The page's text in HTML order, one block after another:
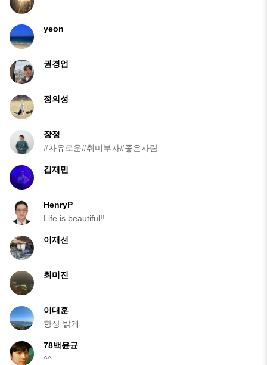
yeon
권경업
정의성
장정
#자유로운#취미부자#좋은사람
김재민
HenryP
Life is beautiful!!
이재선
최미진
이대훈
항상 밝게
78백윤균
^^